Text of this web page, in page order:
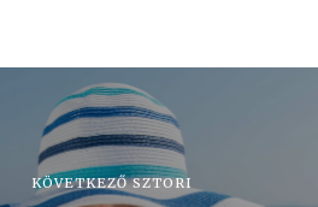
KÖVETKEZŐ SZTORI